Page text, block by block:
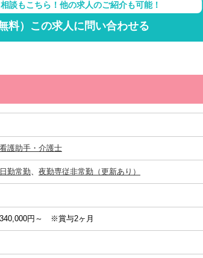
談もこちら！他の求人のご紹介も可能！
無料）この求人に問い合わせる
看護助手・介護士
日勤常勤、 夜勤専従非常勤（更新あり）
340,000円～ ※賞与2ヶ月